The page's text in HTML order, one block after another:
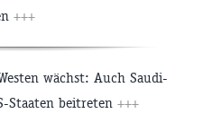
+++
wächst: Auch Saudi-
Staaten beitreten +++